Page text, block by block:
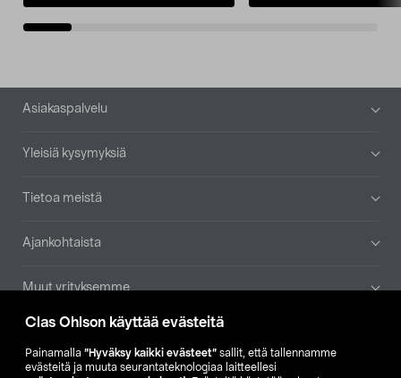
Clas Ohlson käyttää evästeitä
Painamalla ”Hyväksy kaikki evästeet” sallit, että tallennamme
evästeitä ja muuta seurantateknologiaa laitteellesi
Alatunniste
Asiakaspalvelu
Yleisiä kysymyksiä
Tietoa meistä
Ajankohtaista
Muut yrityksemme
Etsi myymälä